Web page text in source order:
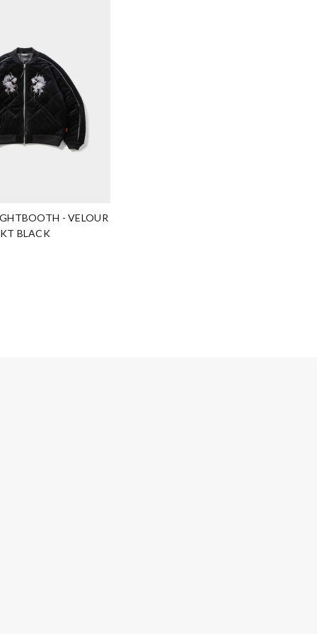
- VELOUR
BLACK